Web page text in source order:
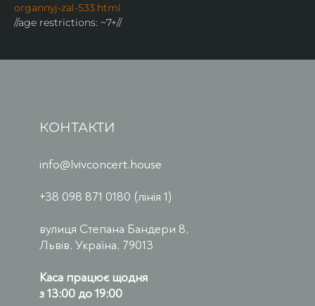
organnyj-zal-533.html
//age restrictions: ~7+//
КОНТАКТИ
info@lvivconcert.house
+38 098 871 0180 (лінія 1)
вулиця Степана Бандери 8,
Львів, Україна, 79013
Каса працює щодня
з 13:00 до 19:00